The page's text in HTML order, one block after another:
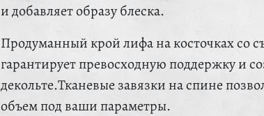
и добавляет образу блеска.
Продуманный крой лифа на косточках
гарантирует превосходную поддержку и
декольте.Тканевые завязки на спине
объем под ваши параметры.